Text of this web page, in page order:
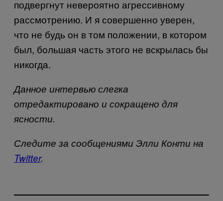
подвергнут невероятно агрессивному
рассмотрению. И я совершенно уверен,
что не будь он в том положении, в котором
был, большая часть этого не вскрылась бы
никогда.
Данное интервью слегка
отредактировано и сокращено для
ясности.
Следите за сообщениями Элли Конти на
Twitter.